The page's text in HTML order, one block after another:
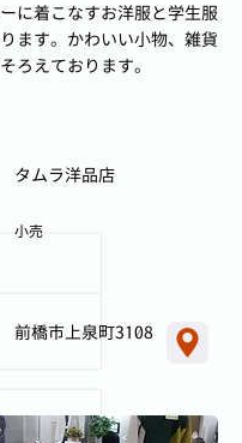
に着こなすお洋服と学生服
ます。かわいい小物、雑貨
ろえております。
タムラ洋品店
小売
前橋市上泉町3108